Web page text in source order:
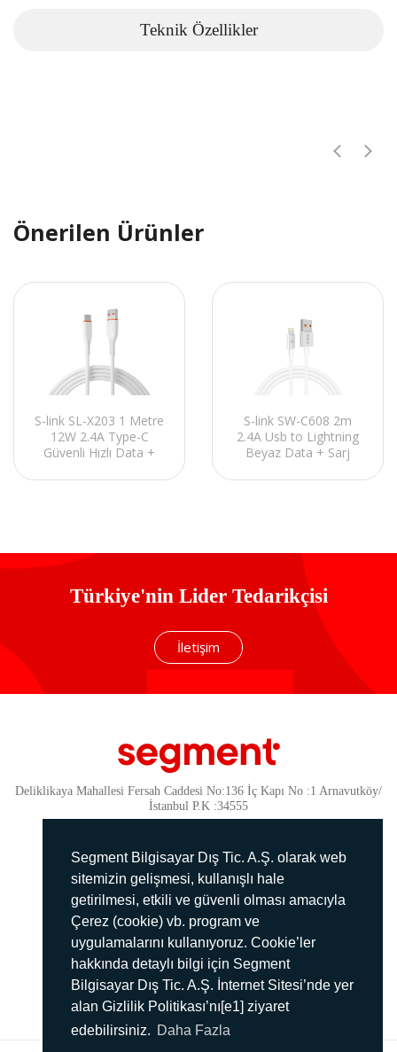
Segment Bilgisayar Dış Tic. A.Ş. olarak web
sitemizin gelişmesi, kullanışlı hale
getirilmesi, etkili ve güvenli olması amacıyla
Çerez (cookie) vb. program ve
uygulamalarını kullanıyoruz. Cookie’ler
hakkında detaylı bilgi için Segment
Bilgisayar Dış Tic. A.Ş. İnternet Sitesi’nde yer
alan Gizlilik Politikası’nı[e1] ziyaret
edebilirsiniz. Daha Fazla
Teknik Özellikler
Önerilen Ürünler
S-link SL-X203 1 Metre
12W 2.4A Type-C
Güvenli Hızlı Data +
S-link SW-C608 2m
2.4A Usb to Lightning
Beyaz Data + Sarj
Türkiye'nin Lider Tedarikçisi
İletişim
Deliklikaya Mahallesi Fersah Caddesi No:136 İç Kapı No :1 Arnavutköy/
İstanbul P.K :34555
Güvenlik
KVKK Politikamız
Gizlilik Politikamız
Aydınlatma Metni
İmha Politikası
444 78 99
info@segment.com.tr